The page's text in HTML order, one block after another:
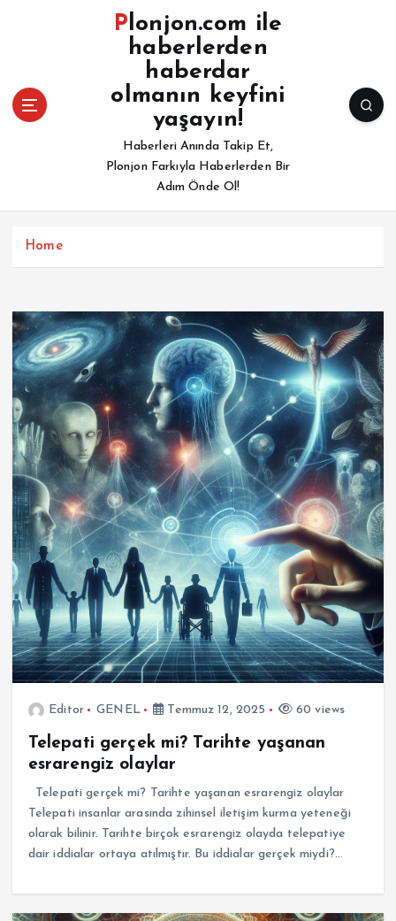
a
Plonjon.com ile
haberlerden
haberdar
olmanın keyfini
yaşayın!
Haberleri Anında Takip Et,
Plonjon Farkıyla Haberlerden Bir
Adım Önde Ol!
Home
Editor GENEL Temmuz 12, 2025 60 views
Telepati gerçek mi? Tarihte yaşanan
esrarengiz olaylar
Telepati gerçek mi? Tarihte yaşanan esrarengiz olaylar
Telepati insanlar arasında zihinsel iletişim kurma yeteneği
olarak bilinir. Tarihte birçok esrarengiz olayda telepatiye
dair iddialar ortaya atılmıştır. Bu iddialar gerçek miydi?…